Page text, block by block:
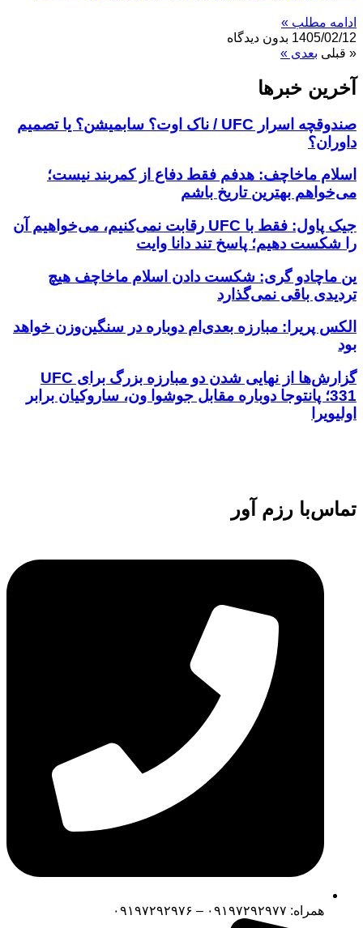
ادامه مطلب »
1405/02/12 بدون دیدگاه
« قبلی بعدی »
آخرین خبر‌‌ها
صندوقچه اسرار UFC / ناک اوت؟ سابمیشن؟ یا تصمیم
داوران؟
اسلام ماخاچف: هدفم فقط دفاع از کمربند نیست؛
می‌خواهم بهترین تاریخ باشم
جیک پاول: فقط با UFC رقابت نمی‌کنیم، می‌خواهیم آن
را شکست دهیم؛ پاسخ تند دانا وایت
ین ماچادو گری: شکست دادن اسلام ماخاچف هیچ
تردیدی باقی نمی‌گذارد
الکس پریرا: مبارزه بعدی‌ام دوباره در سنگین‌وزن خواهد
بود
گزارش‌ها از نهایی شدن دو مبارزه بزرگ برای UFC
331؛ پانتوجا دوباره مقابل جوشوا ون، ساروکیان برابر
اولیویرا
تماس‌با رزم آور
همراه: ۰۹۱۹۷۲۹۲۹۷۷ – ۰۹۱۹۷۲۹۲۹۷۶